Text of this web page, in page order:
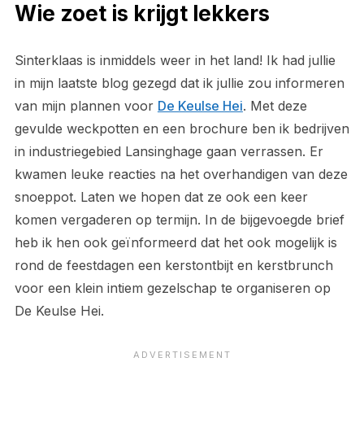
Wie zoet is krijgt lekkers
Sinterklaas is inmiddels weer in het land! Ik had jullie
in mijn laatste blog gezegd dat ik jullie zou informeren
van mijn plannen voor De Keulse Hei. Met deze
gevulde weckpotten en een brochure ben ik bedrijven
in industriegebied Lansinghage gaan verrassen. Er
kwamen leuke reacties na het overhandigen van deze
snoeppot. Laten we hopen dat ze ook een keer
komen vergaderen op termijn. In de bijgevoegde brief
heb ik hen ook geïnformeerd dat het ook mogelijk is
rond de feestdagen een kerstontbijt en kerstbrunch
voor een klein intiem gezelschap te organiseren op
De Keulse Hei.